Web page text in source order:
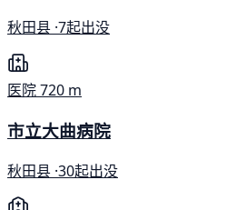
秋田县 ·7起出没
医院720 m
市立大曲病院
秋田县 ·30起出没